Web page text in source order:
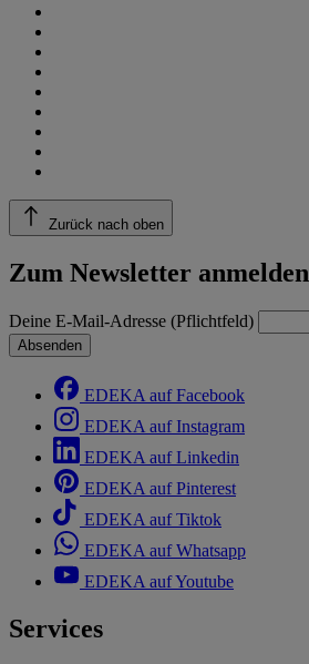
Zurück nach oben
Zum Newsletter anmelden
Deine E-Mail-Adresse (Pflichtfeld)
Absenden
EDEKA auf Facebook
EDEKA auf Instagram
EDEKA auf Linkedin
EDEKA auf Pinterest
EDEKA auf Tiktok
EDEKA auf Whatsapp
EDEKA auf Youtube
Services